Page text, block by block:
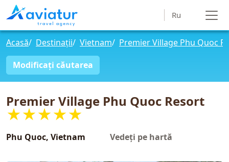
Ru
Acasă/ Destinații/ Vietnam/ Premier Village Phu Quoc
Modificați căutarea
Premier Village Phu Quoc Resort
★★★★★
Phu Quoc, Vietnam Vedeți pe hartă